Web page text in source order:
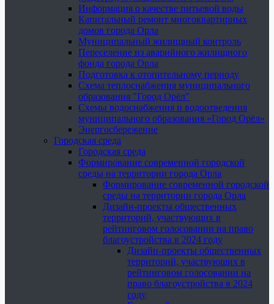
Информация о качестве питьевой воды
Капитальный ремонт многоквартирных
домов города Орла
Муниципальный жилищный контроль
Переселение из аварийного жилищного
фонда города Орла
Подготовка к отопительному периоду
Схема теплоснабжения муниципального
образования "Город Орёл"
Схемы водоснабжения и водоотведения
муниципального образования «Город Орёл»
Энергосбережение
Городская среда
Городская среда
Формирование современной городской
среды на территории города Орла
Формирование современной городской
среды на территории города Орла
Дизайн-проекты общественных
территорий, участвующих в
рейтинговом голосовании на право
благоустройства в 2024 году
Дизайн-проекты общественных
территорий, участвующих в
рейтинговом голосовании на
право благоустройства в 2024
году